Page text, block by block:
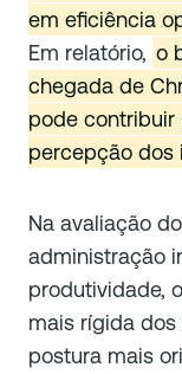
em eficiência
Em relatório, o
chegada de
pode contribuir
percepção dos
Na avaliação
administração
produtividade,
mais rígida
postura mais